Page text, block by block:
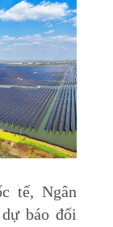
tế, Ngân
báo đối